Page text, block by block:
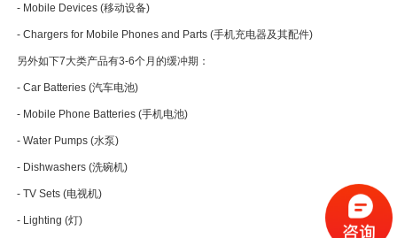
- Mobile Devices (移动设备)
- Chargers for Mobile Phones and Parts (手机充电器及其配件)
另外如下7大类产品有3-6个月的缓冲期：
- Car Batteries (汽车电池)
- Mobile Phone Batteries (手机电池)
- Water Pumps (水泵)
- Dishwashers (洗碗机)
- TV Sets (电视机)
- Lighting (灯)